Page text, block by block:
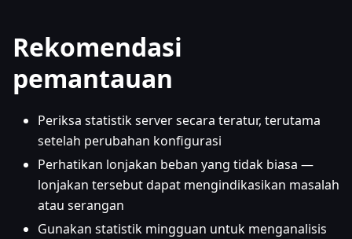
Rekomendasi
pemantauan
Periksa statistik server secara teratur, terutama
setelah perubahan konfigurasi
Perhatikan lonjakan beban yang tidak biasa —
lonjakan tersebut dapat mengindikasikan masalah
atau serangan
Gunakan statistik mingguan untuk menganalisis